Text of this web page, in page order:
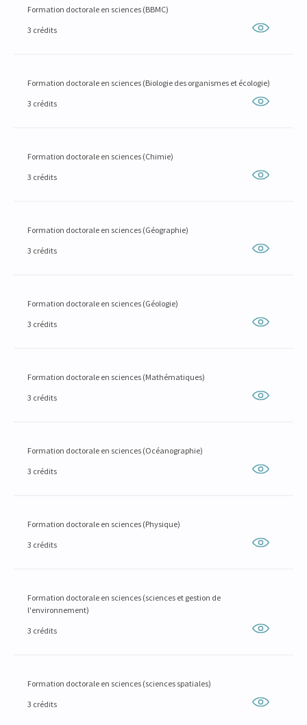
Formation doctorale en sciences (BBMC)
3 crédits
Formation doctorale en sciences (Biologie des organismes et écologie)
3 crédits
Formation doctorale en sciences (Chimie)
3 crédits
Formation doctorale en sciences (Géographie)
3 crédits
Formation doctorale en sciences (Géologie)
3 crédits
Formation doctorale en sciences (Mathématiques)
3 crédits
Formation doctorale en sciences (Océanographie)
3 crédits
Formation doctorale en sciences (Physique)
3 crédits
Formation doctorale en sciences (sciences et gestion de
l'environnement)
3 crédits
Formation doctorale en sciences (sciences spatiales)
3 crédits